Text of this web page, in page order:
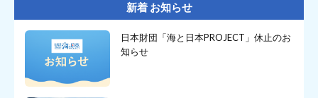
新着 お知らせ
日本財団「海と日本PROJECT」休止のお
知らせ